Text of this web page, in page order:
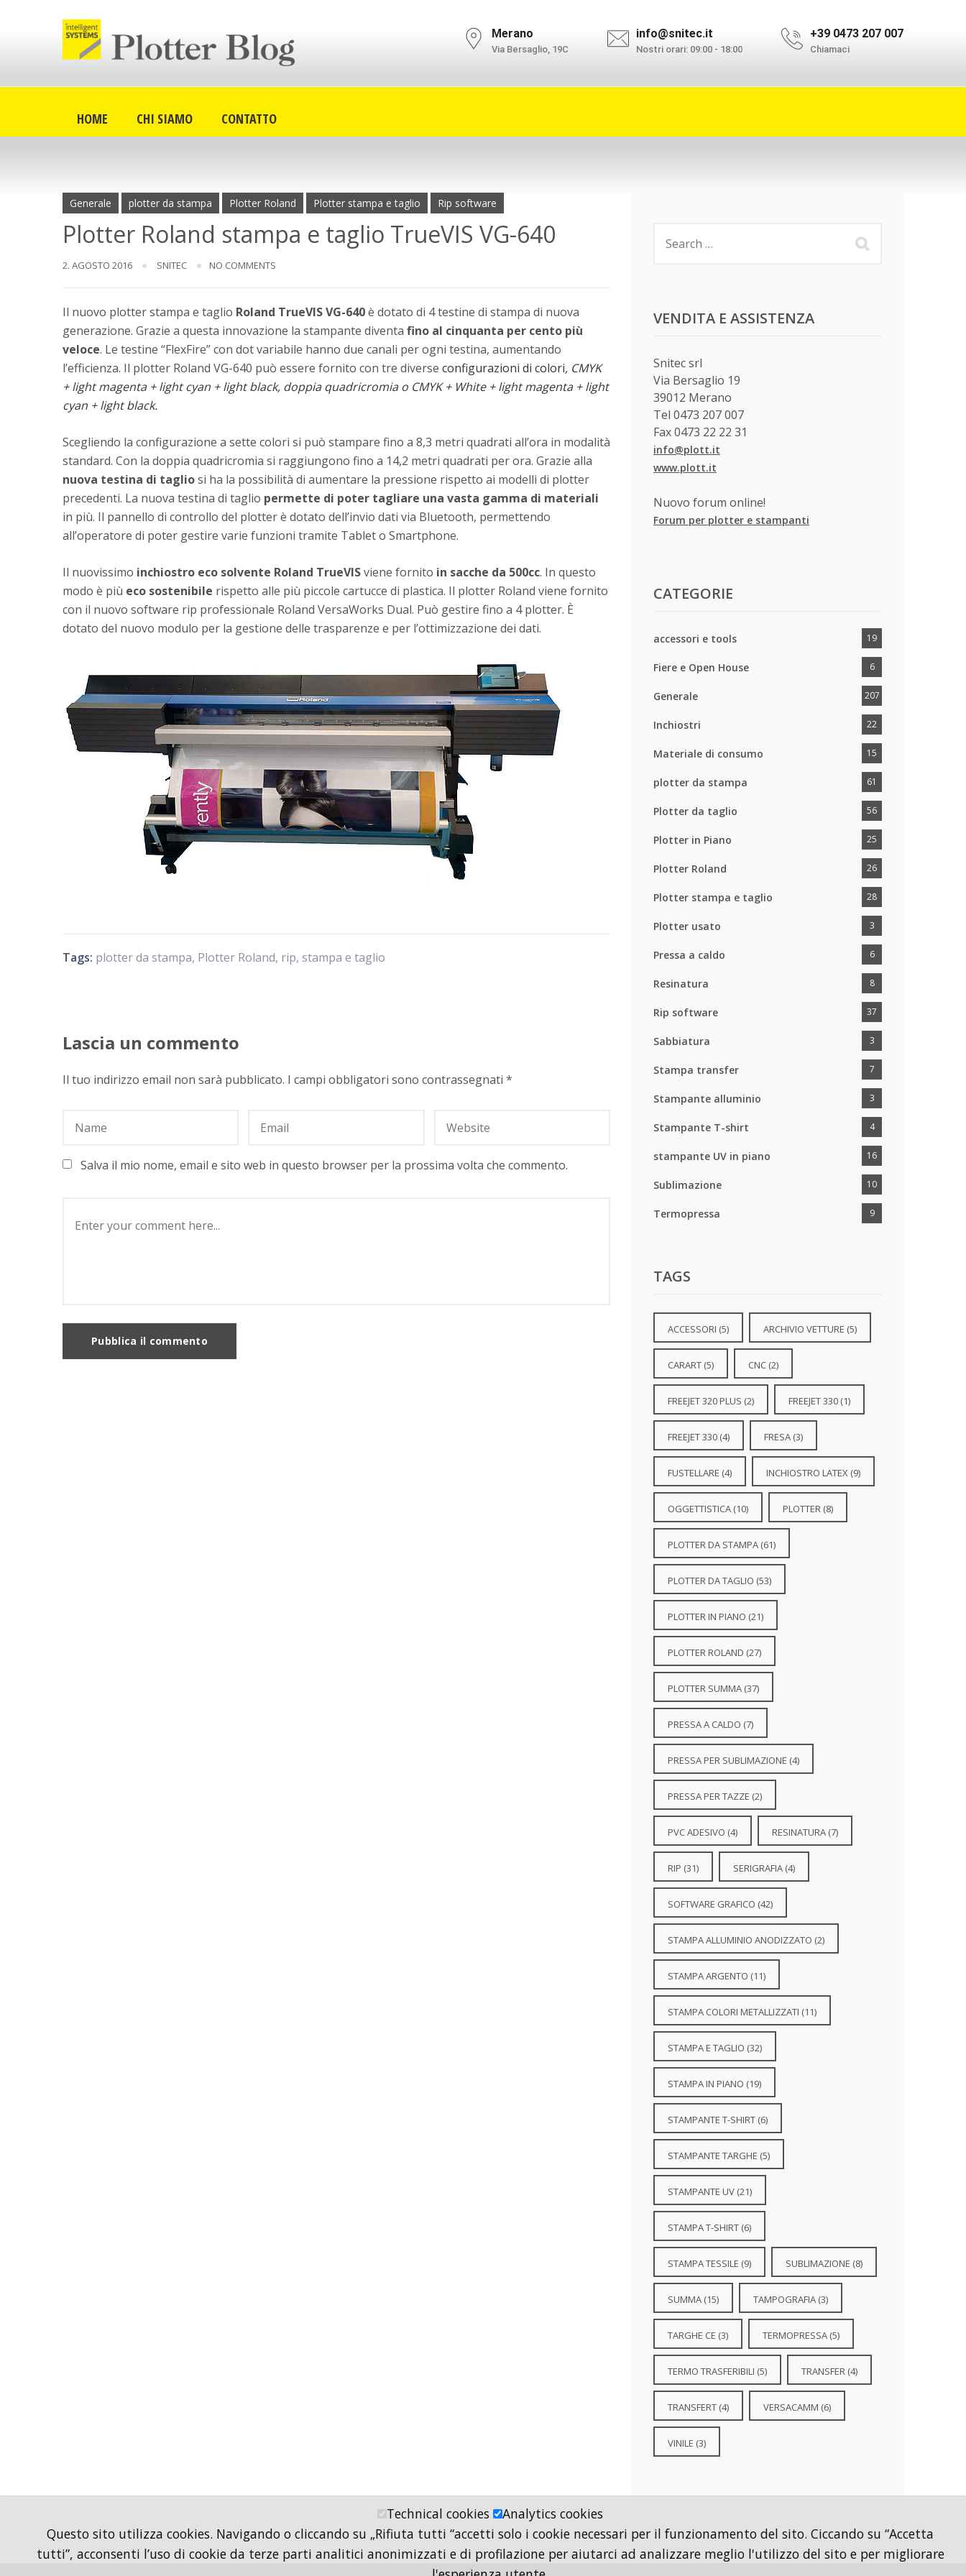
Technical cookies
Analytics cookies
Questo sito utilizza cookies. Navigando o cliccando su „Rifiuta tutti “accetti solo i cookie necessari per il funzionamento del sito. Ciccando su “Accetta
tutti”, acconsenti l’uso di cookie da terze parti analitici anonimizzati e di profilazione per aiutarci ad analizzare meglio l'utilizzo del sito e per migliorare
Merano
Via Bersaglio, 19C
info@snitec.it
Nostri orari: 09:00 - 18:00
+39 0473 207 007
Chiamaci
HOME CHI SIAMO CONTATTO
Generale plotter da stampa Plotter Roland Plotter stampa e taglio Rip software
Plotter Roland stampa e taglio TrueVIS VG-640
2. AGOSTO 2016 SNITEC NO COMMENTS
Il nuovo plotter stampa e taglio Roland TrueVIS VG-640è dotato di 4 testine di stampa di nuova
generazione. Grazie a questa innovazione la stampante diventa fino al cinquanta per cento più
veloce. Le testine “FlexFire” con dot variabile hanno due canali per ogni testina, aumentando
l’efficienza. Il plotter Roland VG-640 può essere fornito con tre diverse configurazioni di colori, CMYK
+ light magenta + light cyan + light black, doppia quadricromia o CMYK + White + light magenta + light
cyan + light black.
Scegliendo la configurazione a sette colori si può stampare fino a 8,3 metri quadrati all’ora in modalità
standard. Con la doppia quadricromia si raggiungono fino a 14,2 metri quadrati per ora. Grazie alla
nuova testina di tagliosi ha la possibilità di aumentare la pressione rispetto ai modelli di plotter
precedenti. La nuova testina di taglio permette di poter tagliare una vasta gamma di materiali
in più. Il pannello di controllo del plotter è dotato dell’invio dati via Bluetooth, permettendo
all’operatore di poter gestire varie funzioni tramite Tablet o Smartphone.
Il nuovissimo inchiostro eco solvente Roland TrueVISviene fornito in sacche da 500cc. In questo
modo è più eco sostenibile rispetto alle più piccole cartucce di plastica. Il plotter Roland viene fornito
con il nuovo software rip professionale Roland VersaWorks Dual. Può gestire fino a 4 plotter. È
dotato del nuovo modulo per la gestione delle trasparenze e per l’ottimizzazione dei dati.
Tags: plotter da stampa, Plotter Roland, rip, stampa e taglio
Lascia un commento
Il tuo indirizzo email non sarà pubblicato. I campi obbligatori sono contrassegnati *
Salva il mio nome, email e sito web in questo browser per la prossima volta che commento.
VENDITA E ASSISTENZA
Snitec srl
Via Bersaglio 19
39012 Merano
Tel 0473 207 007
Fax 0473 22 22 31
info@plott.it
www.plott.it
Nuovo forum online!
Forum per plotter e stampanti
CATEGORIE
accessori e tools 19
Fiere e Open House 6
Generale 207
Inchiostri 22
Materiale di consumo 15
plotter da stampa 61
Plotter da taglio 56
Plotter in Piano 25
Plotter Roland 26
Plotter stampa e taglio 28
Plotter usato 3
Pressa a caldo 6
Resinatura 8
Rip software 37
Sabbiatura 3
Stampa transfer 7
Stampante alluminio 3
Stampante T-shirt 4
stampante UV in piano 16
Sublimazione 10
Termopressa 9
TAGS
ACCESSORI (5) ARCHIVIO VETTURE (5)
CARART (5) CNC (2)
FREEJET 320 PLUS (2) FREEJET 330 (1)
FREEJET 330 (4) FRESA (3)
FUSTELLARE (4) INCHIOSTRO LATEX (9)
OGGETTISTICA (10) PLOTTER (8)
PLOTTER DA STAMPA (61)
PLOTTER DA TAGLIO (53)
PLOTTER IN PIANO (21)
PLOTTER ROLAND (27)
PLOTTER SUMMA (37)
PRESSA A CALDO (7)
PRESSA PER SUBLIMAZIONE (4)
PRESSA PER TAZZE (2)
PVC ADESIVO (4) RESINATURA (7)
RIP (31) SERIGRAFIA (4)
SOFTWARE GRAFICO (42)
STAMPA ALLUMINIO ANODIZZATO (2)
STAMPA ARGENTO (11)
STAMPA COLORI METALLIZZATI (11)
STAMPA E TAGLIO (32)
STAMPA IN PIANO (19)
STAMPANTE T-SHIRT (6)
STAMPANTE TARGHE (5)
STAMPANTE UV (21)
STAMPA T-SHIRT (6)
STAMPA TESSILE (9) SUBLIMAZIONE (8)
SUMMA (15) TAMPOGRAFIA (3)
TARGHE CE (3) TERMOPRESSA (5)
TERMO TRASFERIBILI (5) TRANSFER (4)
TRANSFERT (4) VERSACAMM (6)
VINILE (3)
l'informativa privacy.